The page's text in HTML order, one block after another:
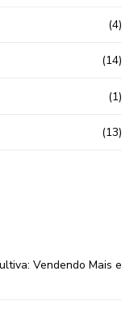
(4)
(14)
(1)
(13)
Vendendo Mais e